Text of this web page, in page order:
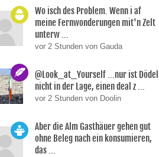
Wo isch des Problem. Wenn i af
meine Fernwonderungen mit'n Zelt
unterw ...
vor 2 Stunden von Gauda
@Look_at_Yourself ...nur ist Dödel
nicht in der Lage, einen deal z ...
vor 2 Stunden von Doolin
Aber die Alm Gasthäuer gehen gut
ohne Beleg nach ein konsumieren,
das ...